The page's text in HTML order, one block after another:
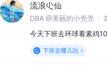
流浪尐仙
DBA @美丽的小壳壳 ·
今天下班去环球看素鸡10
下班去哪儿玩